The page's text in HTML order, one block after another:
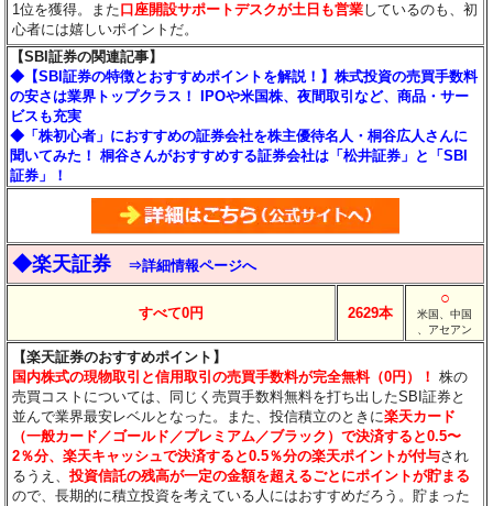
1位を獲得。また口座開設サポートデスクが土日も営業しているのも、初
心者には嬉しいポイントだ。
【SBI証券の関連記事】
◆【SBI証券の特徴とおすすめポイントを解説！】株式投資の売買手数料
の安さは業界トップクラス！ IPOや米国株、夜間取引など、商品・サー
ビスも充実
◆「株初心者」におすすめの証券会社を株主優待名人・桐谷広人さんに
聞いてみた！ 桐谷さんがおすすめする証券会社は「松井証券」と「SBI
証券」！
◆楽天証券 ⇒詳細情報ページへ
すべて0円 2629本
○
米国、中国
、アセアン
【楽天証券のおすすめポイント】
国内株式の現物取引と信用取引の売買手数料が完全無料（0円）！ 株の
売買コストについては、同じく売買手数料無料を打ち出したSBI証券と
並んで業界最安レベルとなった。また、投信積立のときに楽天カード
（一般カード／ゴールド／プレミアム／ブラック）で決済すると0.5〜
2％分、楽天キャッシュで決済すると0.5％分の楽天ポイントが付与され
るうえ、投資信託の残高が一定の金額を超えるごとにポイントが貯まる
ので、長期的に積立投資を考えている人にはおすすめだろう。貯まった